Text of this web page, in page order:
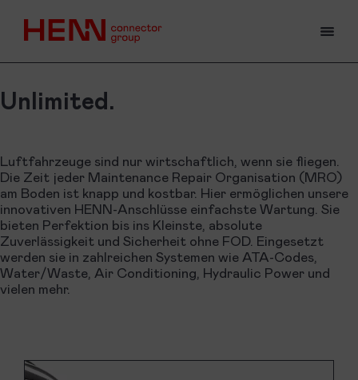
Unlimited.
Luftfahrzeuge sind nur wirtschaftlich, wenn sie fliegen.
Die Zeit jeder Maintenance Repair Organisation (MRO)
am Boden ist knapp und kostbar. Hier ermöglichen unsere
innovativen HENN-Anschlüsse einfachste Wartung. Sie
bieten Perfektion bis ins Kleinste, absolute
Zuverlässigkeit und Sicherheit ohne FOD. Eingesetzt
werden sie in zahlreichen Systemen wie ATA-Codes,
Water/Waste, Air Conditioning, Hydraulic Power und
vielen mehr.